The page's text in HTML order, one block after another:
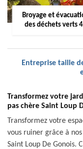
Broyage et
des déchets verts
Entreprise taille
Transformez votre
pas chère Saint Loup
Transformez votre
vous ruiner grâce à
Saint Loup De Gonois.